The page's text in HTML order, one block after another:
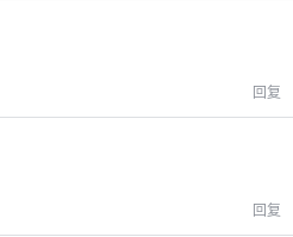
回复
回复